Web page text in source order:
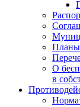
Планы
О
в